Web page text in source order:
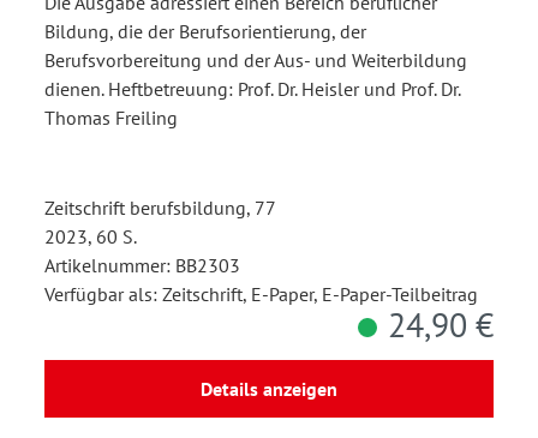
Bildung, die der Berufsorientierung, der
Berufsvorbereitung und der Aus- und Weiterbildung
dienen. Heftbetreuung: Prof. Dr. Heisler und Prof. Dr.
Thomas Freiling
Zeitschrift berufsbildung, 77
2023, 60 S.
Artikelnummer: BB2303
Verfügbar als: Zeitschrift, E-Paper, E-Paper-Teilbeitrag
24,90 €
Details anzeigen